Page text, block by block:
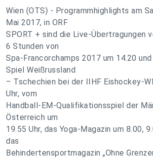
Wien (OTS) - Programmhighlights am
Mai 2017, in ORF
SPORT + sind die Live-Übertragungen
6 Stunden von
Spa-Francorchamps 2017 um 14.20 und
Spiel Weißrussland
– Tschechien bei der IIHF Eishockey-
Uhr, vom
Handball-EM-Qualifikationsspiel der
Österreich um
19.55 Uhr, das Yoga-Magazin um 8.00,
das
Behindertensportmagazin „Ohne